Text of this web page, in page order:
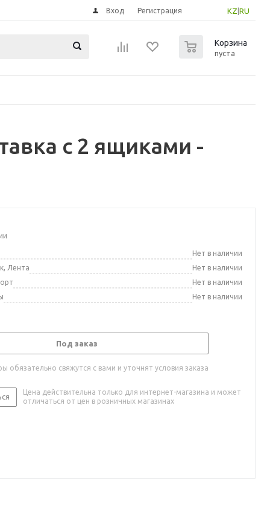
KZ RU
Вход Регистрация
Корзина
пуста
с 2 ящиками -
Нет в наличии
Лента
Нет в наличии
Нет в наличии
Нет в наличии
Под заказ
обязательно свяжутся с вами и уточнят условия заказа
Цена действительна только для интернет-магазина и может
отличаться от цен в розничных магазинах